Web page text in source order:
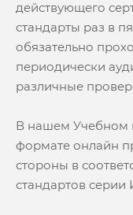
действующего
стандарты раз в
обязательно
периодически
различные
В нашем Учебном
формате онлайн
стороны в
стандартов